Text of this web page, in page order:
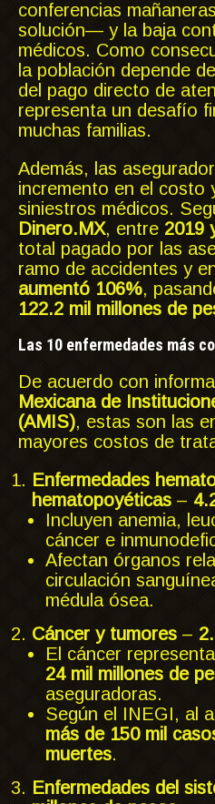
conferencias
solución— y la baja
médicos. Como
la población depende
del pago directo de
representa un desafío
muchas familias.
Además, las
incremento en el costo
siniestros médicos.
Dinero.MX, entre 2019
total pagado por las
ramo de accidentes y
aumentó 106%,
122.2 mil millones de
Las 10 enfermedades más
De acuerdo con
Mexicana de
(AMIS), estas son las
mayores costos de
Enfermedades
hematopoyéticas –
Incluyen anemia,
cáncer e
Afectan órganos
circulación
médula ósea.
Cáncer y tumores –
El cáncer
24 mil millones de
aseguradoras.
Según el INEGI, al
más de 150 mil
muertes.
Enfermedades del